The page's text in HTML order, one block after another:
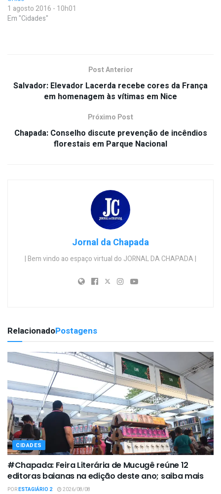
1 agosto 2016 - 10h01
Em "Cidades"
Post Anterior
Salvador: Elevador Lacerda recebe cores da França
em homenagem às vítimas em Nice
Próximo Post
Chapada: Conselho discute prevenção de incêndios
florestais em Parque Nacional
Jornal da Chapada
| Bem vindo ao espaço virtual do JORNAL DA CHAPADA |
RelacionadoPostagens
CIDADES
#Chapada: Feira Literária de Mucugê reúne 12
editoras baianas na edição deste ano; saiba mais
PORESTAGIÁRIO 2 2026/08/08